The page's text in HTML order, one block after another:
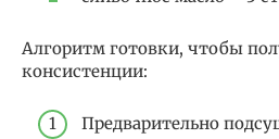
Алгоритм готовки, чтобы
консистенции:
Предварительно